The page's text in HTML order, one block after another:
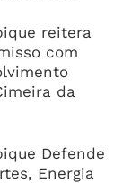
reitera
com
da
Defende
Energia
Mais 49
Alimentar
do Fecho